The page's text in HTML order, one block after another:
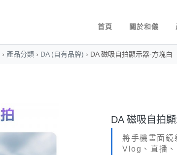
首頁 關於和儀
› 產品分類 › DA (自有品牌) › DA 磁吸自拍顯示器-方塊白
DA 磁吸自拍
將手機畫面鏡
Vlog、直播